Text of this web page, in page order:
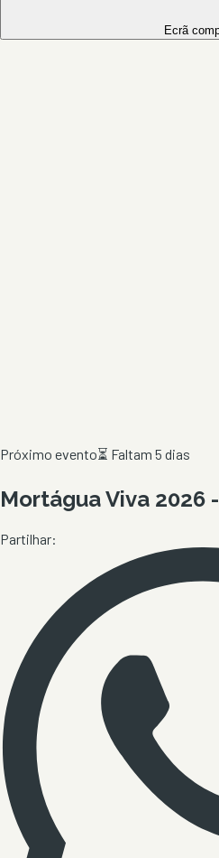
Ecrã
Próximo evento⏳ Faltam 5 dias
Mortágua Viva 2026
Partilhar: